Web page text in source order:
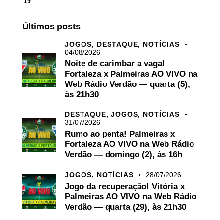
Últimos posts
JOGOS, DESTAQUE, NOTÍCIAS
04/08/2026
Noite de carimbar a vaga!
Fortaleza x Palmeiras AO VIVO na
Web Rádio Verdão — quarta (5),
às 21h30
DESTAQUE, JOGOS, NOTÍCIAS
31/07/2026
Rumo ao penta! Palmeiras x
Fortaleza AO VIVO na Web Rádio
Verdão — domingo (2), às 16h
JOGOS, NOTÍCIAS 28/07/2026
Jogo da recuperação! Vitória x
Palmeiras AO VIVO na Web Rádio
Verdão — quarta (29), às 21h30